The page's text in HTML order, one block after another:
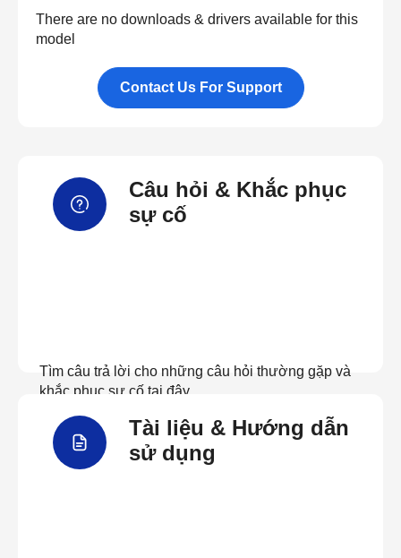
There are no downloads & drivers available for this
model
Contact Us For Support
Câu hỏi & Khắc phục
sự cố
Tìm câu trả lời cho những câu hỏi thường gặp và
khắc phục sự cố tại đây
Xem câu hỏi thường gặp
Tài liệu & Hướng dẫn
sử dụng